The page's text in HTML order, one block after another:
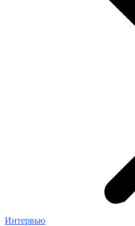
Интервью